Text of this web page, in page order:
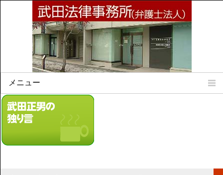
メニュー
Home
所属弁護士
法律相談案内